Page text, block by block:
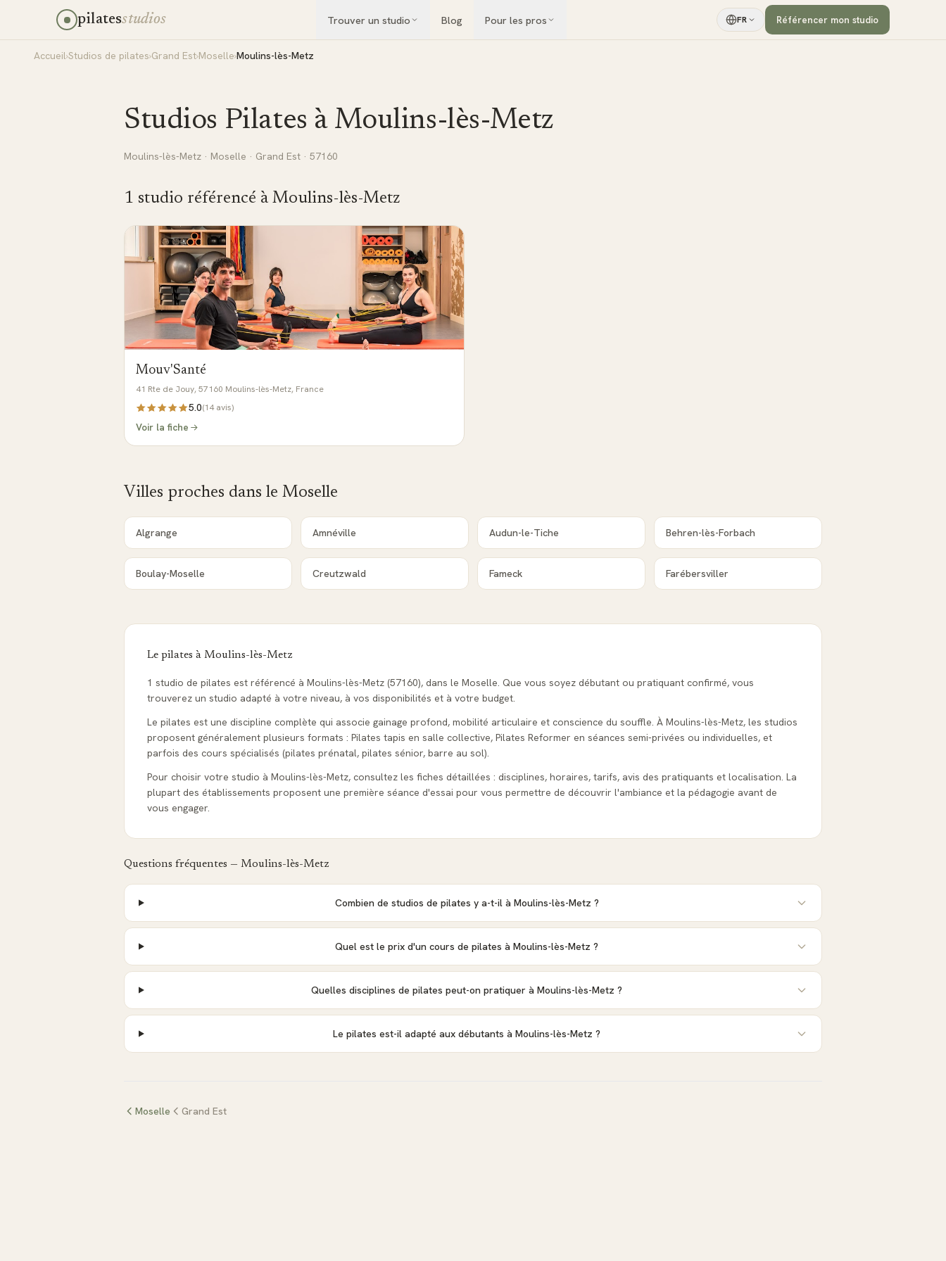
pilatesstudios Trouver un studio Blog Pour les pros FR Référencer mon studio
Accueil›Studios de pilates›Grand Est›Moselle›Moulins-lès-Metz
Studios Pilates à Moulins-lès-Metz
Moulins-lès-Metz · Moselle · Grand Est · 57160
1 studio référencé à Moulins-lès-Metz
Mouv'Santé
41 Rte de Jouy, 57160 Moulins-lès-Metz, France
5.0(14avis)
Voir la fiche
Villes proches dans le Moselle
Algrange Amnéville Audun-le-Tiche Behren-lès-Forbach
Boulay-Moselle Creutzwald Fameck Farébersviller
Le pilates à Moulins-lès-Metz
1 studio de pilates est référencé à Moulins-lès-Metz (57160), dans le Moselle. Que vous soyez débutant ou pratiquant confirmé, vous
trouverez un studio adapté à votre niveau, à vos disponibilités et à votre budget.
Le pilates est une discipline complète qui associe gainage profond, mobilité articulaire et conscience du souffle. À Moulins-lès-Metz, les studios
proposent généralement plusieurs formats : Pilates tapis en salle collective, Pilates Reformer en séances semi-privées ou individuelles, et
parfois des cours spécialisés (pilates prénatal, pilates sénior, barre au sol).
Pour choisir votre studio à Moulins-lès-Metz, consultez les fiches détaillées : disciplines, horaires, tarifs, avis des pratiquants et localisation. La
plupart des établissements proposent une première séance d'essai pour vous permettre de découvrir l'ambiance et la pédagogie avant de
vous engager.
Questions fréquentes — Moulins-lès-Metz
Combien de studios de pilates y a-t-il à Moulins-lès-Metz ?
Quel est le prix d'un cours de pilates à Moulins-lès-Metz ?
Quelles disciplines de pilates peut-on pratiquer à Moulins-lès-Metz ?
Le pilates est-il adapté aux débutants à Moulins-lès-Metz ?
Moselle Grand Est